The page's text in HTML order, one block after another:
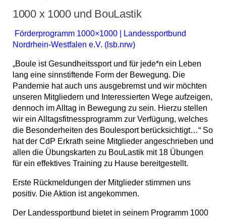
1000 x 1000 und BouLastik
Förderprogramm 1000×1000 | Landessportbund
Nordrhein-Westfalen e.V. (lsb.nrw)
„Boule ist Gesundheitssport und für jede*n ein Leben
lang eine sinnstiftende Form der Bewegung. Die
Pandemie hat auch uns ausgebremst und wir möchten
unseren Mitgliedern und Interessierten Wege aufzeigen,
dennoch im Alltag in Bewegung zu sein. Hierzu stellen
wir ein Alltagsfitnessprogramm zur Verfügung, welches
die Besonderheiten des Boulesport berücksichtigt…“ So
hat der CdP Erkrath seine Mitglieder angeschrieben und
allen die Übungskarten zu BouLastik mit 18 Übungen
für ein effektives Training zu Hause bereitgestellt.
Erste Rückmeldungen der Mitglieder stimmen uns
positiv. Die Aktion ist angekommen.
Der Landessportbund bietet in seinem Programm 1000